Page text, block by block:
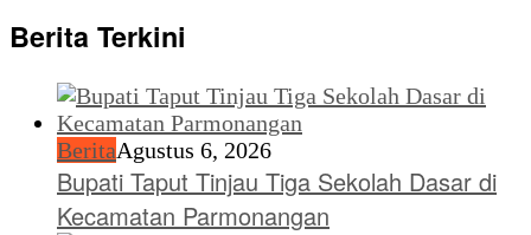
Berita Terkini
BeritaAgustus 6, 2026
Bupati Taput Tinjau Tiga Sekolah Dasar di
Kecamatan Parmonangan